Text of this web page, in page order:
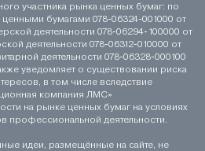
участника рынка ценных бумаг: по
бумагами 078-06324-001000 от
деятельности 078-06294-100000 от
деятельности 078-06312-010000 от
деятельности 078-06328-000100
уведомляет о существовании риска
в том числе вследствие
компания ЛМС»
на рынке ценных бумаг на условиях
профессиональной деятельности.
идеи, размещённые на сайте, не